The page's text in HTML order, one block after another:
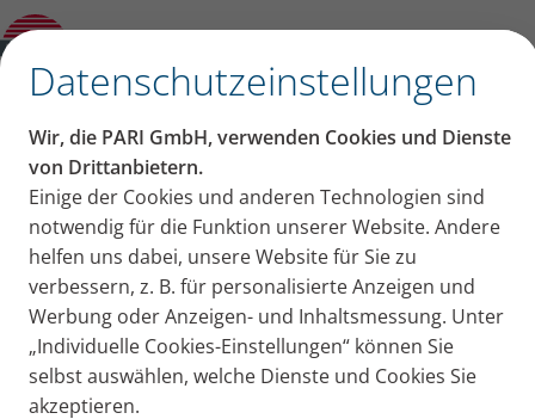
Datenschutzeinstellungen
Wir, die PARI GmbH, verwenden Cookies und Dienste
von Drittanbietern.
Einige der Cookies und anderen Technologien sind
notwendig für die Funktion unserer Website. Andere
helfen uns dabei, unsere Website für Sie zu
verbessern, z. B. für personalisierte Anzeigen und
Werbung oder Anzeigen- und Inhaltsmessung. Unter
„Individuelle Cookies-Einstellungen“ können Sie
selbst auswählen, welche Dienste und Cookies Sie
akzeptieren.
Der lange Weg zur Diagnose bei seltenen
Erkrankungen – Beispiel PCD
Der lange Weg zur
Diagnose bei seltenen
Erkrankungen – Beispiel
PCD
Betroffene von seltenen Erkrankungen erhalten oft
Inhalt auf dieser Seite
Seltene Erkrankung Primäre Ciliäre
Dyskinesie
Bei Seltenen Erkrankungen tappen Ärzte
oft im Dunkeln
Durch Glück und Zufall zur Diagnose PCD
Inhalation und Therapie führen zu
stabilem Gesundheitszustand